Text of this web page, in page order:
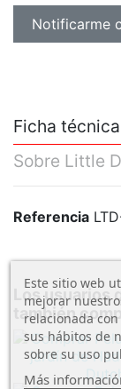
Ficha técnica
Sobre Little
Referencia
Los
también
Este sitio web
mejorar
relacionada
sus hábitos de
sobre su uso
Más